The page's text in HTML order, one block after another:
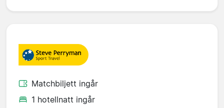
Matchbiljett ingår
1 hotellnatt ingår